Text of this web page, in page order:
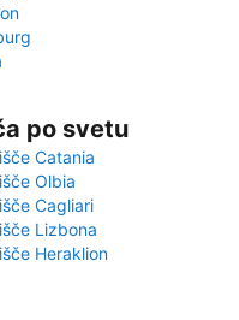
po svetu
Catania
Olbia
Cagliari
Lizbona
Heraklion